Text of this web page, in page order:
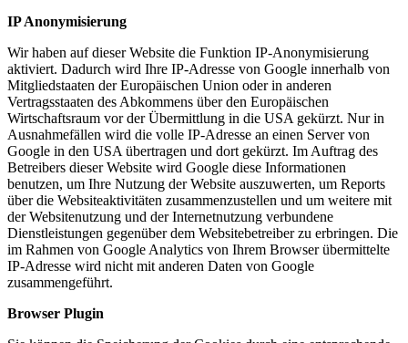
IP Anonymisierung
Wir haben auf dieser Website die Funktion IP-Anonymisierung
aktiviert. Dadurch wird Ihre IP-Adresse von Google innerhalb von
Mitgliedstaaten der Europäischen Union oder in anderen
Vertragsstaaten des Abkommens über den Europäischen
Wirtschaftsraum vor der Übermittlung in die USA gekürzt. Nur in
Ausnahmefällen wird die volle IP-Adresse an einen Server von
Google in den USA übertragen und dort gekürzt. Im Auftrag des
Betreibers dieser Website wird Google diese Informationen
benutzen, um Ihre Nutzung der Website auszuwerten, um Reports
über die Websiteaktivitäten zusammenzustellen und um weitere mit
der Websitenutzung und der Internetnutzung verbundene
Dienstleistungen gegenüber dem Websitebetreiber zu erbringen. Die
im Rahmen von Google Analytics von Ihrem Browser übermittelte
IP-Adresse wird nicht mit anderen Daten von Google
zusammengeführt.
Browser Plugin